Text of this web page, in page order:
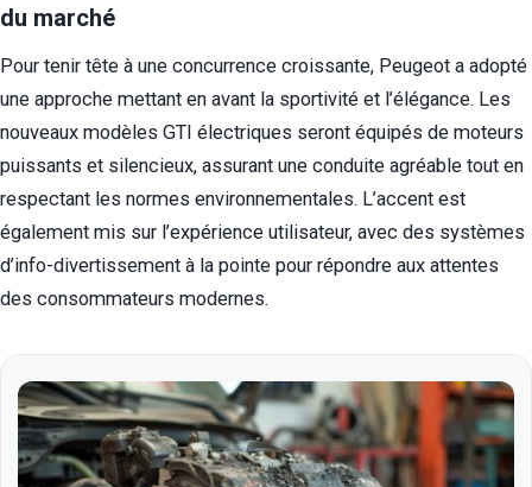
du marché
Pour tenir tête à une concurrence croissante, Peugeot a adopté
une approche mettant en avant la sportivité et l’élégance. Les
nouveaux modèles GTI électriques seront équipés de moteurs
puissants et silencieux, assurant une conduite agréable tout en
respectant les normes environnementales. L’accent est
également mis sur l’expérience utilisateur, avec des systèmes
d’info-divertissement à la pointe pour répondre aux attentes
des consommateurs modernes.